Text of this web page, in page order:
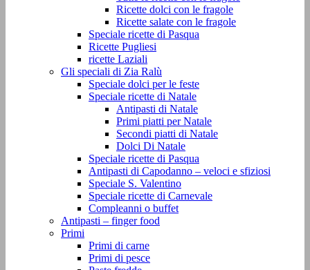
Ricette dolci con le fragole
Ricette salate con le fragole
Speciale ricette di Pasqua
Ricette Pugliesi
ricette Laziali
Gli speciali di Zia Ralù
Speciale dolci per le feste
Speciale ricette di Natale
Antipasti di Natale
Primi piatti per Natale
Secondi piatti di Natale
Dolci Di Natale
Speciale ricette di Pasqua
Antipasti di Capodanno – veloci e sfiziosi
Speciale S. Valentino
Speciale ricette di Carnevale
Compleanni o buffet
Antipasti – finger food
Primi
Primi di carne
Primi di pesce